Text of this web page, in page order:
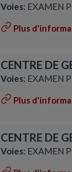
Voies: EXAMEN
Plus
CENTRE DE
Voies: EXAMEN
Plus
CENTRE DE
Voies: EXAMEN